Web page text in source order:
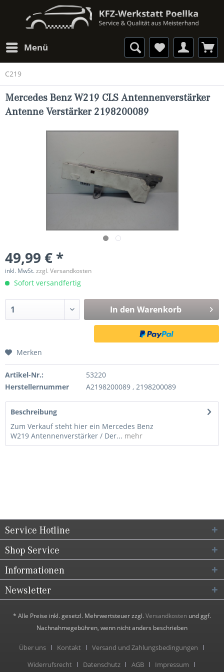
Menü
C219
Mercedes Benz W219 CLS Antennenverstärker
Antenne Verstärker 2198200089
49,99 € *
inkl. MwSt.zzgl. Versandkosten
Sofort versandfertig
In den Warenkorb
Merken
Artikel-Nr.:
53220
Herstellernummer
A2198200089 , 2198200089
Beschreibung
Zum Verkauf steht hier ein Mercedes Benz
W219 Antennenverstärker / Der... mehr
Service Hotline
Shop Service
Informationen
Newsletter
* Alle Preise inkl. gesetzl. Mehrwertsteuer zzgl.Versandkosten und ggf.
Nachnahmegebühren, wenn nicht anders beschrieben
Über uns Kontakt
Versand und Zahlungsbedingungen
Widerrufsrecht
Datenschutz AGB Impressum